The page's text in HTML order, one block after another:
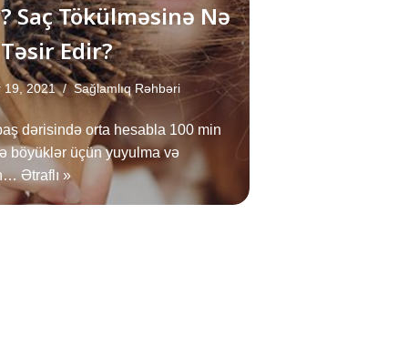
Saç Tökülməsinə Nə
Təsir Edir?
19, 2021 Sağlamlıq Rəhbəri
dərisində orta hesabla 100 min
böyüklər üçün yuyulma və
Ətraflı »